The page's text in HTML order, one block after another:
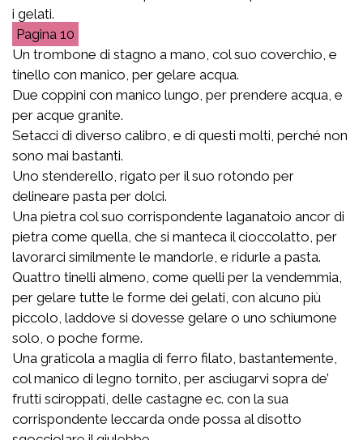
i gelati.
10
Un trombone di stagno a mano, col suo coverchio, e
tinello con manico, per gelare acqua.
Due coppini con manico lungo, per prendere acqua, e
per acque granite.
Setacci di diverso calibro, e di questi molti, perché non
sono mai bastanti.
Uno stenderello, rigato per il suo rotondo per
delineare pasta per dolci.
Una pietra col suo corrispondente laganatoio ancor di
pietra come quella, che si manteca il cioccolatto, per
lavorarci similmente le mandorle, e ridurle a pasta.
Quattro tinelli almeno, come quelli per la vendemmia,
per gelare tutte le forme dei gelati, con alcuno più
piccolo, laddove si dovesse gelare o uno schiumone
solo, o poche forme.
Una graticola a maglia di ferro filato, bastantemente,
col manico di legno tornito, per asciugarvi sopra de’
frutti sciroppati, delle castagne ec. con la sua
corrispondente leccarda onde possa al disotto